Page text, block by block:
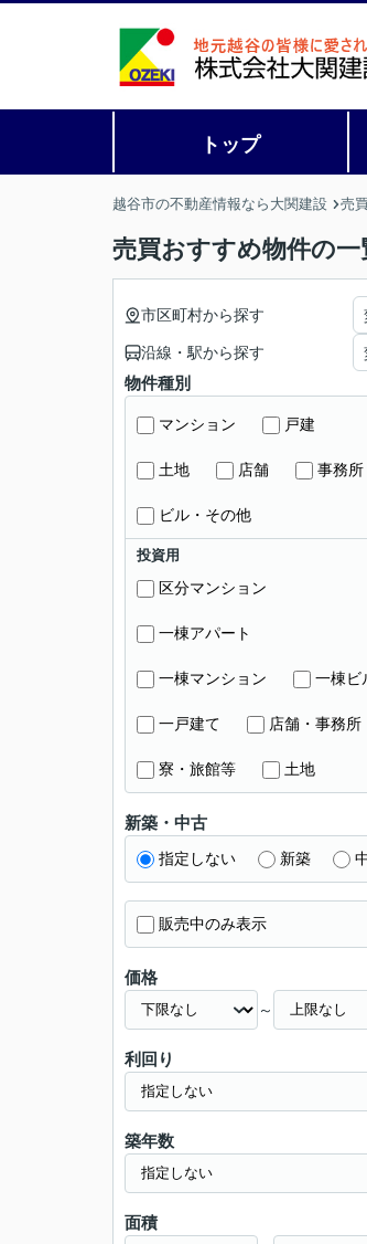
トップ
越谷市の不動産情報なら大関建設 売
売買おすすめ物件の
市区町村から探す
沿線・駅から探す
物件種別
マンション 戸建
土地 店舗 事務所
ビル・その他
投資用
区分マンション
一棟アパート
一棟マンション 一棟ビ
一戸建て 店舗・事務所
寮・旅館等 土地
新築・中古
指定しない 新築
販売中のみ表示
価格
～
利回り
築年数
面積